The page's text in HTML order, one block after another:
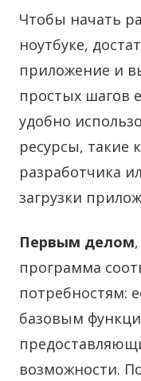
Чтобы начать
ноутбуке,
приложение и
простых шагов
удобно
ресурсы, такие
разработчика
загрузки
Первым делом
программа
потребностям:
базовым
возможности.